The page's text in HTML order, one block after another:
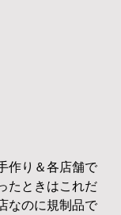
作り＆各店舗で
たときはこれだ
なのに規制品で